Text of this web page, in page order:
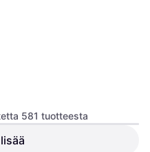
Kikid Premium Turvaistuin
76-150cm i-Size R129
Lastenistuin, Etuosa, Takaosa, UN
581 tuotteesta